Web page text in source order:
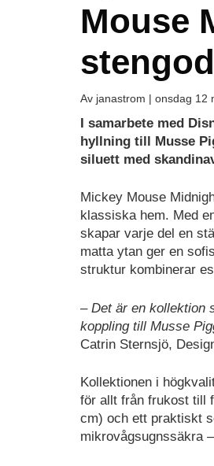
Mouse
Av janastrom | onsdag 12
I samarbete med
hyllning till Musse
siluett med
Mickey Mouse
klassiska hem. Med
skapar varje del en
matta ytan ger en
struktur kombinerar
– Det är en kollektion
koppling till Musse
Catrin Sternsjö,
Kollektionen i
för allt från frukost till
cm) och ett praktiskt
mikrovågsugnssäkra